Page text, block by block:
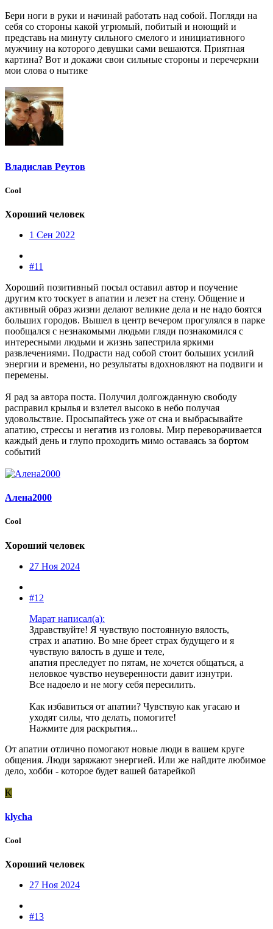
Бери ноги в руки и начинай работать над собой. Погляди на
себя со стороны какой угрюмый, побитый и ноющий и
представь на минуту сильного смелого и инициативного
мужчину на которого девушки сами вешаются. Приятная
картина? Вот и докажи свои сильные стороны и перечеркни
мои слова о нытике
Владислав Реутов
Cool
Хороший человек
1 Сен 2022
#11
Хороший позитивный посыл оставил автор и поучение
другим кто тоскует в апатии и лезет на стену. Общение и
активный образ жизни делают великие дела и не надо боятся
больших городов. Вышел в центр вечером прогулялся в парке
пообщался с незнакомыми людьми гляди познакомился с
интересными людьми и жизнь запестрила яркими
развлечениями. Подрасти над собой стоит больших усилий
энергии и времени, но результаты вдохновляют на подвиги и
перемены.
Я рад за автора поста. Получил долгожданную свободу
расправил крылья и взлетел высоко в небо получая
удовольствие. Просыпайтесь уже от сна и выбрасывайте
апатию, стрессы и негатив из головы. Мир переворачивается
каждый день и глупо проходить мимо оставаясь за бортом
событий
Алена2000
Cool
Хороший человек
27 Ноя 2024
#12
Марат написал(а):
Здравствуйте! Я чувствую постоянную вялость,
страх и апатию. Во мне бреет страх будущего и я
чувствую вялость в душе и теле,
апатия преследует по пятам, не хочется общаться, а
неловкое чувство неуверенности давит изнутри.
Все надоело и не могу себя пересилить.
Как избавиться от апатии? Чувствую как угасаю и
уходят силы, что делать, помогите!
Нажмите для раскрытия...
От апатии отлично помогают новые люди в вашем круге
общения. Люди заряжают энергией. Или же найдите любимое
дело, хобби - которое будет вашей батарейкой
K
klycha
Cool
Хороший человек
27 Ноя 2024
#13